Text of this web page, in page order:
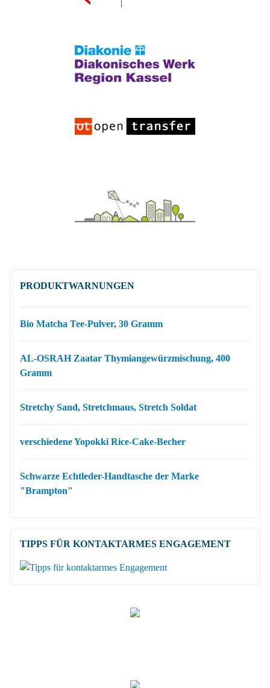
PRODUKT­WARNUNGEN
Bio Matcha Tee-Pulver, 30 Gramm
AL-OSRAH Zaatar Thymiangewürzmischung, 400
Gramm
Stretchy Sand, Stretchmaus, Stretch Soldat
verschiedene Yopokki Rice-Cake-Becher
Schwarze Echtleder-Handtasche der Marke
"Brampton"
TIPPS FÜR KONTAKTARMES ENGAGEMENT